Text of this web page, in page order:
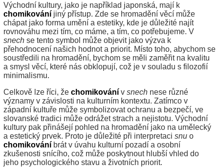
Východní kultury, jako je například japonská, mají k
chomikování jiný přístup. Zde se hromadění věcí může
chápat jako forma umění a estetiky, kde je důležité najít
rovnováhu mezi tím, co máme, a tím, co potřebujeme. V
snech se tento symbol může objevit jako výzva k
přehodnocení našich hodnot a priorit. Místo toho, abychom se
soustředili na hromadění, bychom se měli zaměřit na kvalitu
a smysl věcí, které nás obklopují, což je v souladu s filozofií
minimalismu.
Celkově lze říci, že chomikování v snech nese různé
významy v závislosti na kulturním kontextu. Zatímco v
západní kultuře může symbolizovat ochranu a bezpečí, ve
slovanské tradici může odrážet strach a nejistotu. Východní
kultury pak přinášejí pohled na hromadění jako na umělecký
a estetický prvek. Proto je důležité při interpretaci snu o
chomikování brát v úvahu kulturní pozadí a osobní
zkušenosti snícího, což může poskytnout hlubší vhled do
jeho psychologického stavu a životních priorit.